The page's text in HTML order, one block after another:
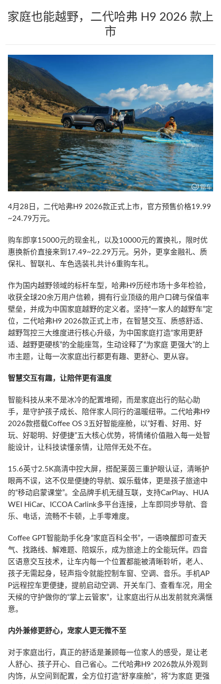
家庭也能越野，二代哈弗 H9 2026 款上
市
4月28日，二代哈弗H9 2026款正式上市，官方预售价格19.99
~24.79万元。
购车即享15000元的现金礼，以及10000元的置换礼，限时优
惠换新价直接来到17.49~22.29万元。另外，更享金融礼、质
保礼、智联礼、车色选装礼共计6重购车礼。
作为国内越野领域的标杆车型，哈弗H9历经市场十多年检验，
收获全球20余万用户信赖，拥有行业顶级的用户口碑与保值率
壁垒，并成为中国家庭越野的定义者。坚持“一家人的越野车”定
位，二代哈弗H9 2026款正式上市，在智慧交互、质感舒适、
越野驾控三大维度进行核心升级，为中国家庭打造“家用更舒
适、越野更硬核”的全能座驾，生动诠释了“为家庭 更强大”的上
市主题，让每一次家庭出行都更有趣、更舒心、更从容。
智慧交互有趣，让陪伴更有温度
智能科技从来不是冰冷的配置堆砌，而是家庭出行的贴心助
手，是守护孩子成长、陪伴家人同行的温暖纽带。二代哈弗H9
2026款搭载Coffee OS 3五好智能座舱，以“好看、好用、好
玩、好聪明、好便捷”五大核心优势，将情绪价值融入每一处智
能设计，让科技读懂亲情，让陪伴无处不在。
15.6英寸2.5K高清中控大屏，搭配莱茵三重护眼认证，清晰护
眼两不误，这不仅是便捷的导航、娱乐载体，更是孩子旅途中
的“移动启蒙课堂”。全品牌手机无缝互联，支持CarPlay、HUA
WEI HiCar、ICCOA Carlink多平台连接，上车即同步导航、音
乐、电话，流畅不卡顿，上手零难度。
Coffee GPT智能助手化身“家庭百科全书”，一语唤醒即可查天
气、找路线、解难题、陪娱乐，成为旅途上的全能玩伴。四音
区语意交互技术，让车内每一个位置都能被清晰聆听，老人、
孩子无需起身，轻声指令就能控制车窗、空调、音乐。手机AP
P远程控车更便捷，提前启动空调、开关车门、查看车况，用全
天候的守护做你的“掌上云管家”，让家庭出行从出发前就充满惬
意。
内外兼修更舒心，宠家人更无微不至
对于家庭出行，真正的舒适是兼顾每一位家人的感受，是让老
人舒心、孩子开心、自己省心。二代哈弗H9 2026款从外观到
内饰，从空间到配置，全方位打造“舒享座舱”，将“为家庭 更强